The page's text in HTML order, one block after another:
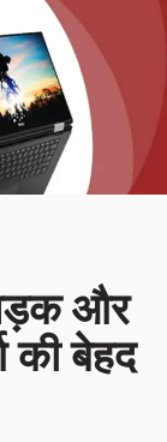
और
की बेहद